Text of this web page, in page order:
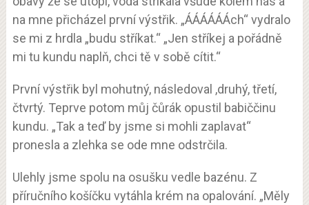
na mne přicházel první výstřik. „ÁÁÁÁÁÁch“ vydralo
se mi z hrdla „budu stříkat.“ „Jen stříkej a pořádně
mi tu kundu naplň, chci tě v sobě cítit.“
První výstřik byl mohutný, následoval ,druhý, třetí,
čtvrtý. Teprve potom můj čůrák opustil babiččinu
kundu. „Tak a teď by jsme si mohli zaplavat“
pronesla a zlehka se ode mne odstrčila.
Ulehly jsme spolu na osušku vedle bazénu. Z
příručního košíčku vytáhla krém na opalování. „Měly